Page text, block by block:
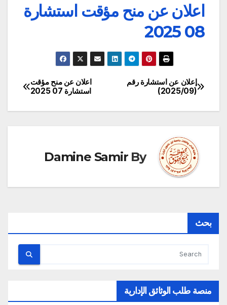
اعلان عن منح مؤقت استشارة
08 2025
تصفّح
المقالات
اعلان عن منح مؤقت
استشارة 07 2025
إعلان عن استشارة رقم
(2025/09)
By
Damine Samir
بحث
منصة طلب الوثائق الإدارية